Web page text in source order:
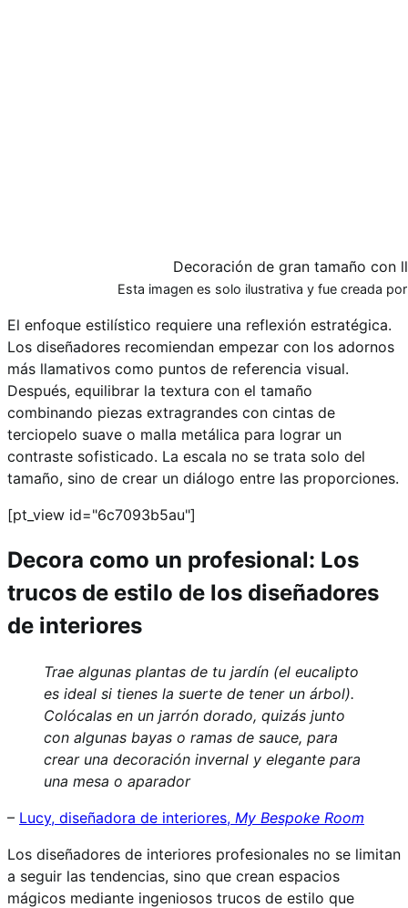
Decoración de gran tamaño con
Esta imagen es solo ilustrativa y fue creada
El enfoque estilístico requiere una reflexión estratégica.
Los diseñadores recomiendan empezar con los adornos
más llamativos como puntos de referencia visual.
Después, equilibrar la textura con el tamaño
combinando piezas extragrandes con cintas de
terciopelo suave o malla metálica para lograr un
contraste sofisticado. La escala no se trata solo del
tamaño, sino de crear un diálogo entre las proporciones.
[pt_view id="6c7093b5au"]
Decora como un profesional: Los
trucos de estilo de los diseñadores
de interiores
Trae algunas plantas de tu jardín (el eucalipto
es ideal si tienes la suerte de tener un árbol).
Colócalas en un jarrón dorado, quizás junto
con algunas bayas o ramas de sauce, para
crear una decoración invernal y elegante para
una mesa o aparador
– Lucy, diseñadora de interiores, My Bespoke Room
Los diseñadores de interiores profesionales no se limitan
a seguir las tendencias, sino que crean espacios
mágicos mediante ingeniosos trucos de estilo que